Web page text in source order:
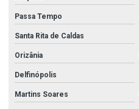
Passa Tempo
Santa Rita de Caldas
Orizânia
Delfinópolis
Martins Soares